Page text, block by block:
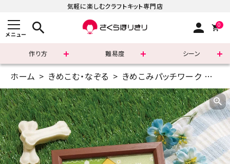
気軽に楽しむクラフトキット専門店
メニュー search person 0
作り方 難易度 シーン
まずはこちら
ショッピングガイド
よくあるご質問
すべての商品
ホーム きめこむ・なぞる きめこみパッチワーク